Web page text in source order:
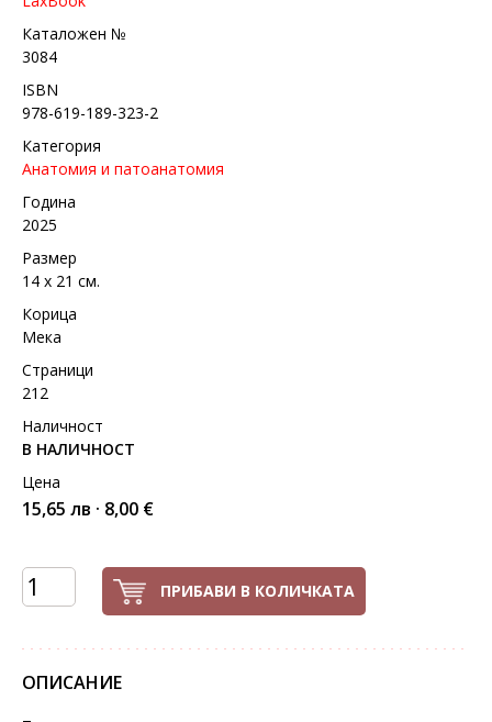
Каталожен №
3084
ISBN
978-619-189-323-2
Категория
Анатомия и патоанатомия
Година
2025
Размер
14 х 21 см.
Корица
Мека
Страници
212
Наличност
В НАЛИЧНОСТ
Цена
15,65 лв · 8,00 €
ПРИБАВИ В КОЛИЧКАТА
ОПИСАНИЕ